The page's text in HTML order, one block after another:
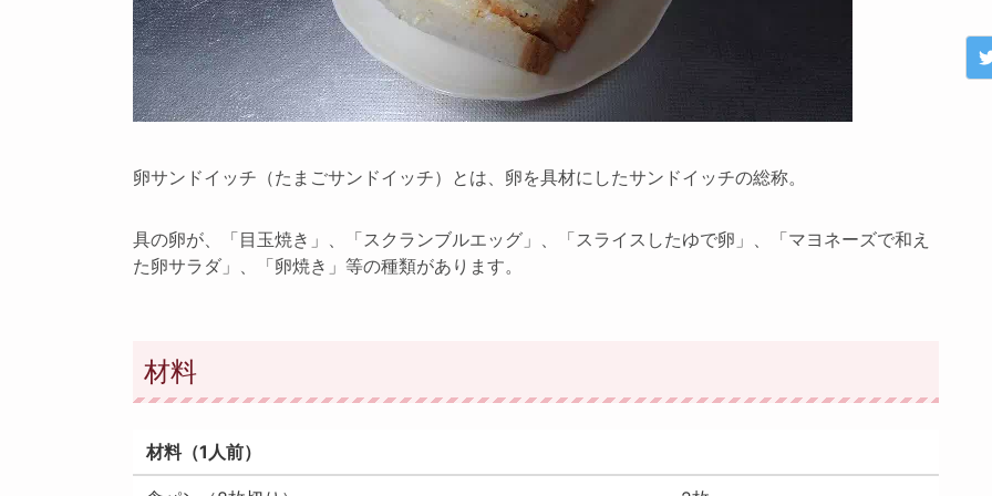
卵サンドイッチ（たまごサンドイッチ）とは、卵を具材にしたサンドイッチの総称。
具の卵が、「目玉焼き」、「スクランブルエッグ」、「スライスしたゆで卵」、「マヨネーズで和え
た卵サラダ」、「卵焼き」等の種類があります。
材料
材料（1人前）